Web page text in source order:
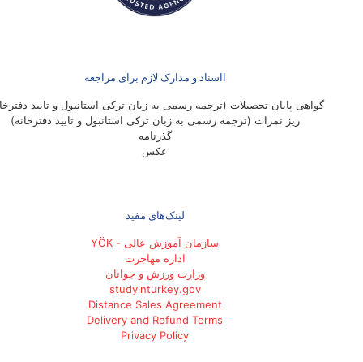
ااسناد و مدارک لازم برای مراجعه
گواهی پایان تحصیلات (ترجمه رسمی به زبان ترکی استانبول و تایید
ریز نمرات (ترجمه رسمی به زبان ترکی استانبول و تایید دفترخانه)
گذرنامه
عکس
لینک‌های مفید
سازمان آموزش عالی - YÖK
اداره مهاجرت
وزارت ورزش و جوانان
studyinturkey.gov
Distance Sales Agreement
Delivery and Refund Terms
Privacy Policy